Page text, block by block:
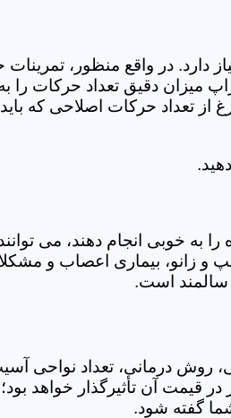
دارد. در واقع منظور،
میزان دقیق تعداد حرکات را
تعداد حرکات اصلاحی که
خوبی انجام دهند، می
بیماری اعصاب و
سالمند است.
روش درمانی، تعداد
قیمت آن تأثیرگذار خواهد
گفته شود.